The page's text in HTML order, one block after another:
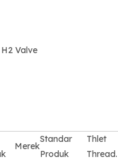
Valve
Merek
Standar
Produk
Thlet
Thread.